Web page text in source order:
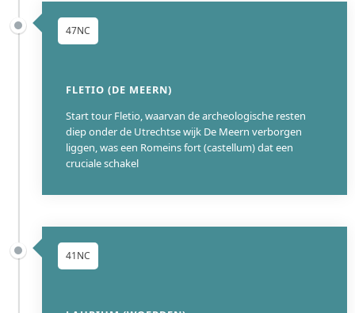
47NC
FLETIO (DE MEERN)
Start tour Fletio, waarvan de archeologische resten
diep onder de Utrechtse wijk De Meern verborgen
liggen, was een Romeins fort (castellum) dat een
cruciale schakel
41NC